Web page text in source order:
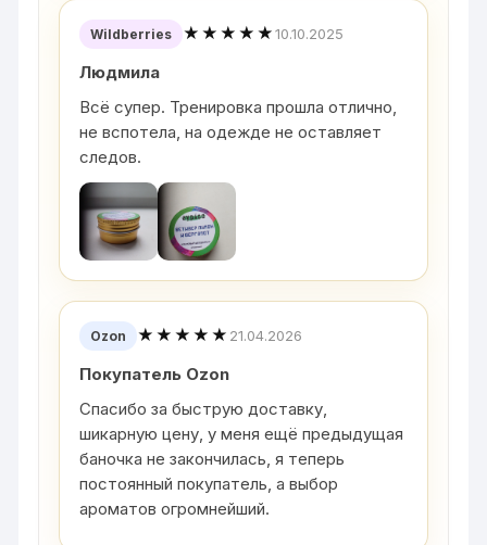
Wildberries ★★★★★10.10.2025
Людмила
Всё супер. Тренировка прошла отлично,
не вспотела, на одежде не оставляет
следов.
Ozon ★★★★★ 21.04.2026
Покупатель Ozon
Спасибо за быструю доставку,
шикарную цену, у меня ещё предыдущая
баночка не закончилась, я теперь
постоянный покупатель, а выбор
ароматов огромнейший.